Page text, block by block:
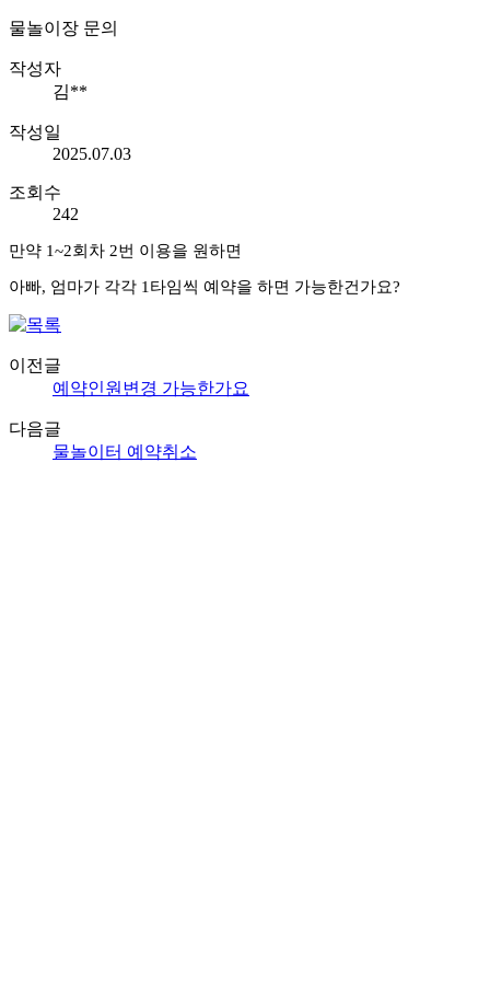
물놀이장 문의
작성자
김**
작성일
2025.07.03
조회수
242
만약 1~2회차 2번 이용을 원하면
아빠, 엄마가 각각 1타임씩 예약을 하면 가능한건가요?
이전글
예약인원변경 가능한가요
다음글
물놀이터 예약취소